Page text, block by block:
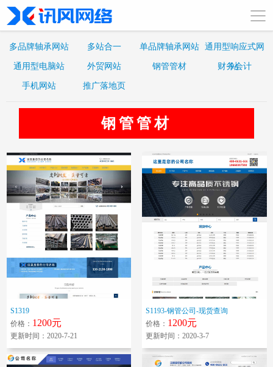
多品牌轴承网站 多站合一 单品牌轴承网站 通用型响应式网
站
通用型电脑站 外贸网站 钢管管材
财务会计
手机网站
推广落地页
钢管管材
S1319
价格： 1200元
更新时间：2020-7-21
S1193-钢管公司-现货查询
价格： 1200元
更新时间：2020-3-7